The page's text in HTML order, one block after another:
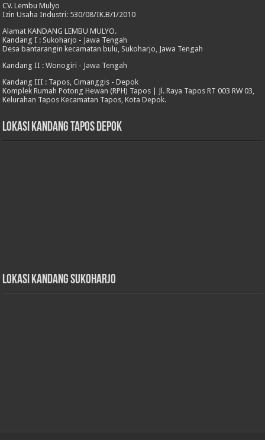
CV. Lembu Mulyo
Izin Usaha Industri: 530/08/IK.B/I/2010
Alamat KANDANG LEMBU MULYO.
Kandang I : Sukoharjo - Jawa Tengah
Desa bantarangin kecamatan bulu, Sukoharjo, Jawa Tengah
Kandang II : Wonogiri - Jawa Tengah
Kandang III : Tapos, Cimanggis - Depok
Komplek Rumah Potong Hewan (RPH) Tapos | Jl. Raya Tapos RT 003 RW 03,
Kelurahan Tapos Kecamatan Tapos, Kota Depok.
Lokasi Kandang Tapos Depok
Lokasi Kandang Sukoharjo